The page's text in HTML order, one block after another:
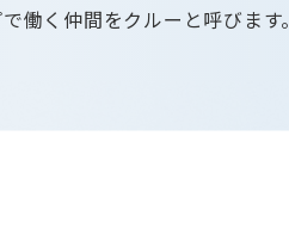
働く仲間をクルーと呼びます。